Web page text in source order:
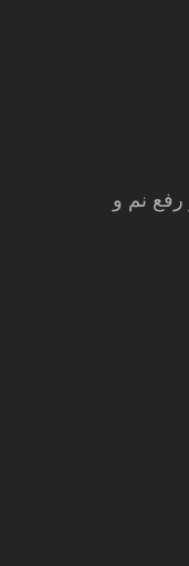
رفع نم و